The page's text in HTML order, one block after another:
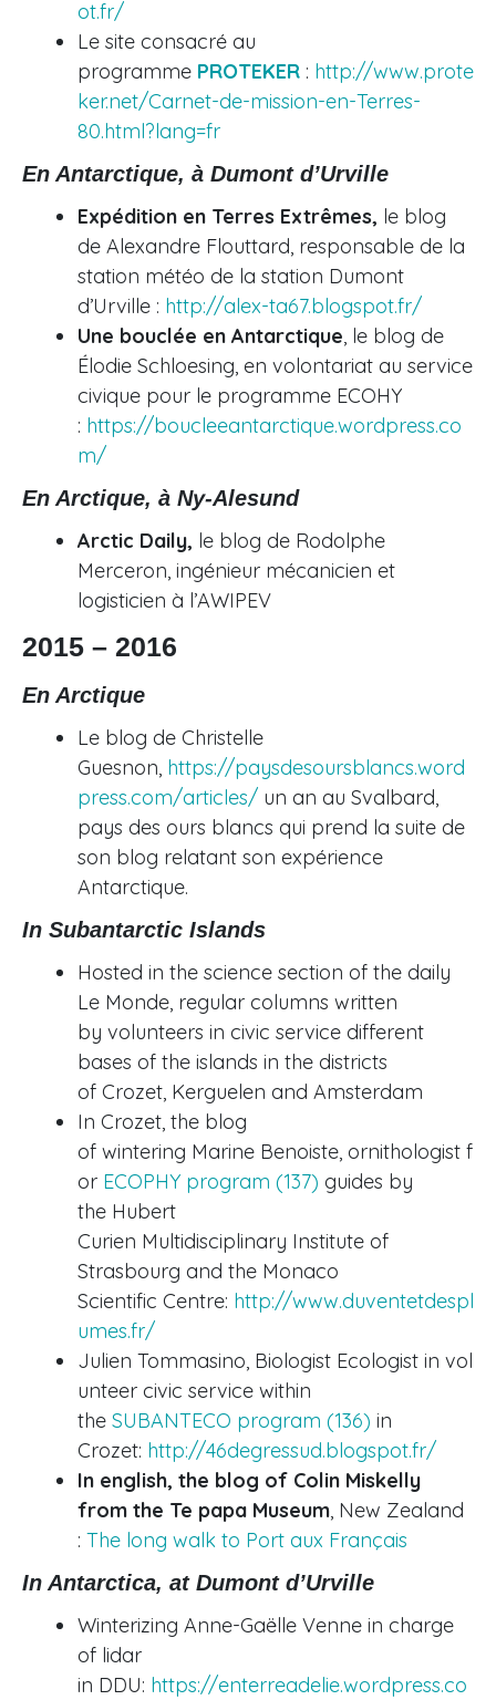
ot.fr/
Le site consacré au
programme PROTEKER : http://www.prote
ker.net/Carnet-de-mission-en-Terres-
80.html?lang=fr
En Antarctique, à Dumont d’Urville
Expédition en Terres Extrêmes, le blog
de Alexandre Flouttard, responsable de la
station météo de la station Dumont
d’Urville : http://alex-ta67.blogspot.fr/
Une bouclée en Antarctique, le blog de
Élodie Schloesing, en volontariat au service
civique pour le programme ECOHY
: https://boucleeantarctique.wordpress.co
m/
En Arctique, à Ny-Alesund
Arctic Daily, le blog de Rodolphe
Merceron, ingénieur mécanicien et
logisticien à l’AWIPEV
2015 – 2016
En Arctique
Le blog de Christelle
Guesnon, https://paysdesoursblancs.word
press.com/articles/ un an au Svalbard,
pays des ours blancs qui prend la suite de
son blog relatant son expérience
Antarctique.
In Subantarctic Islands
Hosted in the science section of the daily
Le Monde, regular columns written
by volunteers in civic service different
bases of the islands in the districts
of Crozet, Kerguelen and Amsterdam
In Crozet, the blog
of wintering Marine Benoiste, ornithologist f
or ECOPHY program (137) guides by
the Hubert
Curien Multidisciplinary Institute of
Strasbourg and the Monaco
Scientific Centre: http://www.duventetdespl
umes.fr/
Julien Tommasino, Biologist Ecologist in vol
unteer civic service within
the SUBANTECO program (136) in
Crozet: http://46degressud.blogspot.fr/
In english, the blog of Colin Miskelly
from the Te papa Museum, New Zealand
: The long walk to Port aux Français
In Antarctica, at Dumont d’Urville
Winterizing Anne-Gaëlle Venne in charge
of lidar
in DDU: https://enterreadelie.wordpress.co